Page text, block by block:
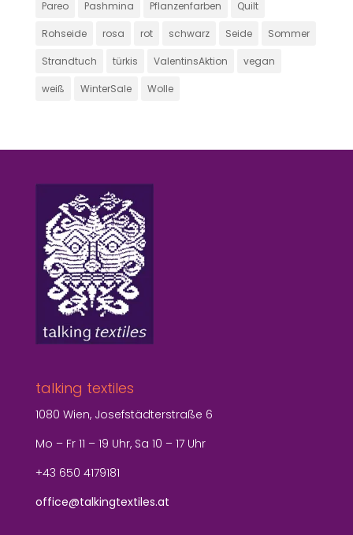
Pareo Pashmina Pflanzenfarben Quilt
Rohseide rosa rot schwarz Seide Sommer
Strandtuch türkis ValentinsAktion vegan
weiß WinterSale Wolle
talking textiles
1080 Wien, Josefstädterstraße 6
Mo – Fr 11 – 19 Uhr, Sa 10 – 17 Uhr
+43 650 4179181
office@talkingtextiles.at